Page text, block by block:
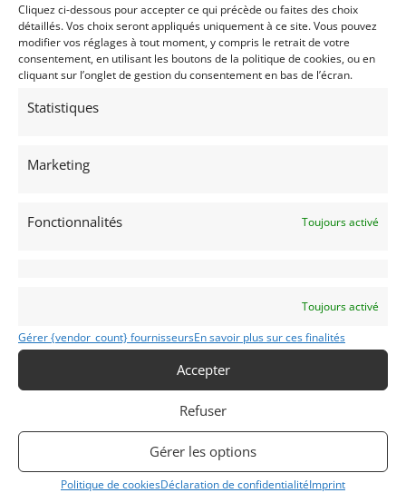
Cliquez ci-dessous pour accepter ce qui précède ou faites des choix
détaillés. Vos choix seront appliqués uniquement à ce site. Vous pouvez
modifier vos réglages à tout moment, y compris le retrait de votre
consentement, en utilisant les boutons de la politique de cookies, ou en
cliquant sur l’onglet de gestion du consentement en bas de l’écran.
Statistiques
Marketing
Fonctionnalités Toujours activé
Toujours activé
Gérer {vendor_count} fournisseursEn savoir plus sur ces finalités
Accepter
Refuser
Gérer les options
Politique de cookiesDéclaration de confidentialitéImprint
Mentions Légales
Déclaration de confidentialité (UE)
Politique de cookies (UE)
CATÉGORIES D’ANNONCES